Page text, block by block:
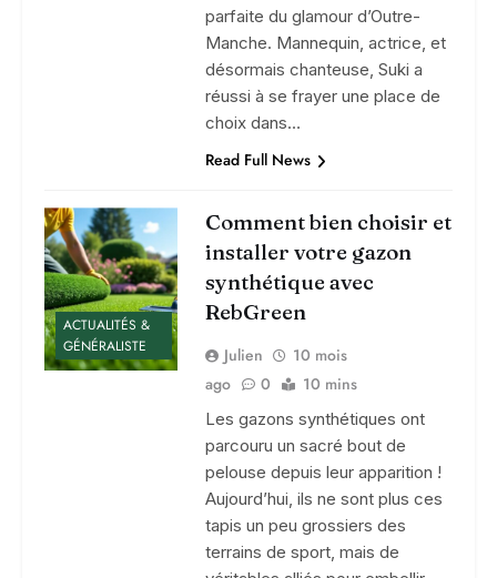
parfaite du glamour d’Outre-
Manche. Mannequin, actrice, et
désormais chanteuse, Suki a
réussi à se frayer une place de
choix dans…
Read Full News
ACTUALITÉS &
GÉNÉRALISTE
Comment bien choisir et
installer votre gazon
synthétique avec
RebGreen
Julien
10 mois
ago
0 10 mins
Les gazons synthétiques ont
parcouru un sacré bout de
pelouse depuis leur apparition !
Aujourd’hui, ils ne sont plus ces
tapis un peu grossiers des
terrains de sport, mais de